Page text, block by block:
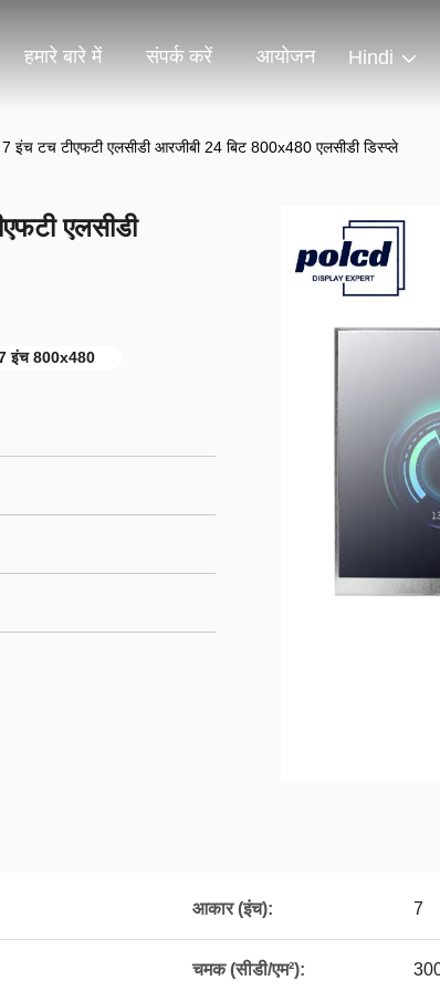
हमारे बारे में संपर्क करें आयोजन Hindi
टच टीएफटी एलसीडी आरजीबी 24 बिट 800x480 एलसीडी डिस्प्ले
एलसीडी
7 इंच 800x480
आकार (इंच): 7
चमक (सीडी/एम²):